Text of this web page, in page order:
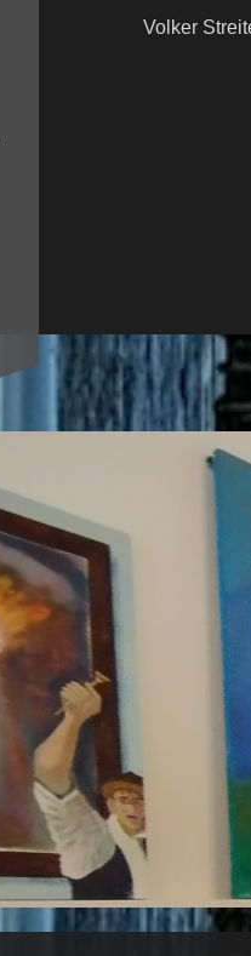
Volker